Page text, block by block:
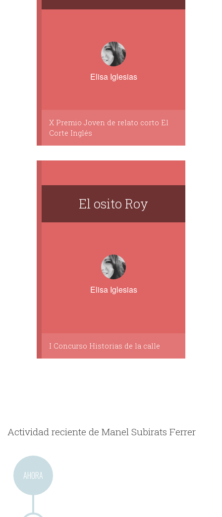
Elisa Iglesias
X Premio Joven de relato corto El
Corte Inglés
El osito Roy
Elisa Iglesias
I Concurso Historias de la calle
Actividad reciente de Manel Subirats Ferrer
AHORA